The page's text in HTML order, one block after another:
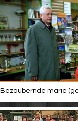
Bezaubernde marie